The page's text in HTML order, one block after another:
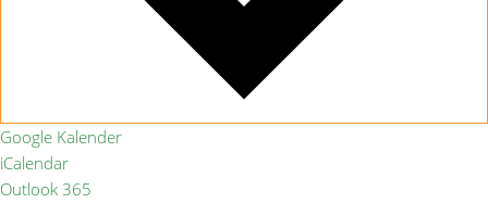
Google Kalender
iCalendar
Outlook 365